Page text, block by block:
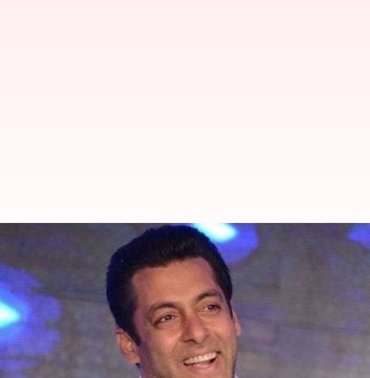
काला हिरण शिकार मामला: सलमान को बड़ी राहत,
Jun 17, 2019
क्या है खबर?
जोधपुर हाई कोर्ट ने काला हिरण मामले में बॉलीवुड अभिनेता सलमान खान को
कोर्ट ने गलत हलफनामा दाखिल करने के मामले में सलमान को बरी कर दिया है।